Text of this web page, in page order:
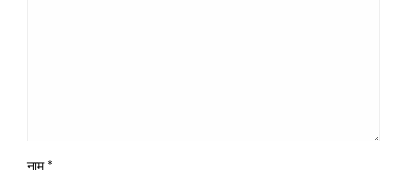
नाम *